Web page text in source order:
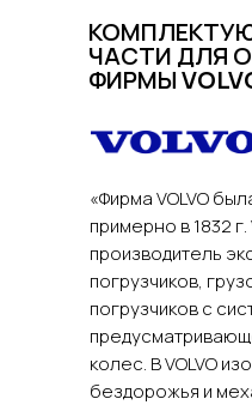
ЧАСТИ ДЛЯ
ФИРМЫ
«Фирма VOLVO
примерно в 1832 г.
производитель
погрузчиков,
погрузчиков с
колес. В VOLVO
бездорожья и